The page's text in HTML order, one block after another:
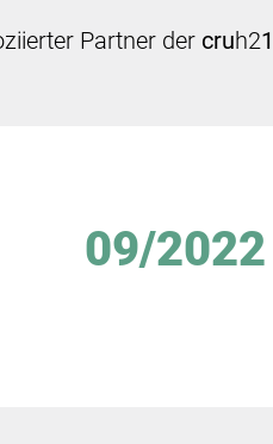
Partner der cruh21
09/2022